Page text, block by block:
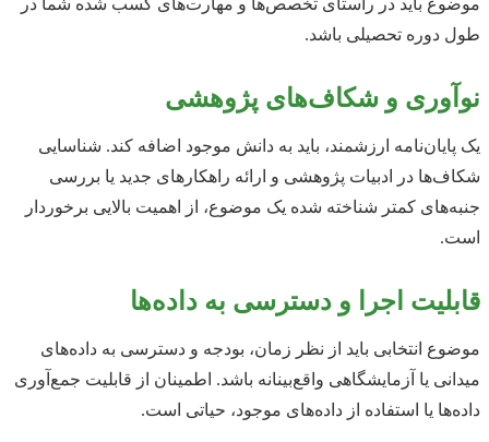
موضوع باید در راستای تخصص‌ها و مهارت‌های کسب شده شما در
طول دوره تحصیلی باشد.
نوآوری و شکاف‌های پژوهشی
یک پایان‌نامه ارزشمند، باید به دانش موجود اضافه کند. شناسایی
شکاف‌ها در ادبیات پژوهشی و ارائه راهکارهای جدید یا بررسی
جنبه‌های کمتر شناخته شده یک موضوع، از اهمیت بالایی برخوردار
است.
قابلیت اجرا و دسترسی به داده‌ها
موضوع انتخابی باید از نظر زمان، بودجه و دسترسی به داده‌های
میدانی یا آزمایشگاهی واقع‌بینانه باشد. اطمینان از قابلیت جمع‌آوری
داده‌ها یا استفاده از داده‌های موجود، حیاتی است.